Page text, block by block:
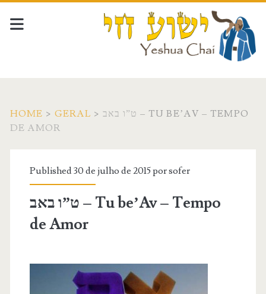
HOME > GERAL > ט”ו באב – TU BE’AV – TEMPO
DE AMOR
Published 30 de julho de 2015 porsofer
ט”ו באב – Tu be’Av – Tempo
de Amor